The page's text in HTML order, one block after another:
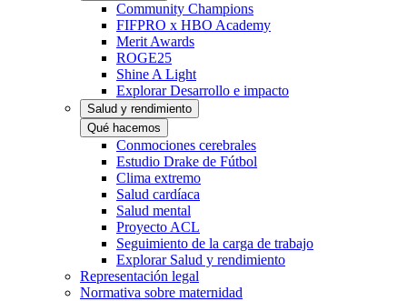
Community Champions
FIFPRO x HBO Academy
Merit Awards
ROGE25
Shine A Light
Explorar Desarrollo e impacto
Salud y rendimiento
Qué hacemos
Conmociones cerebrales
Estudio Drake de Fútbol
Clima extremo
Salud cardíaca
Salud mental
Proyecto ACL
Seguimiento de la carga de trabajo
Explorar Salud y rendimiento
Representación legal
Normativa sobre maternidad